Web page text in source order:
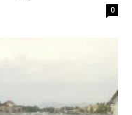
0